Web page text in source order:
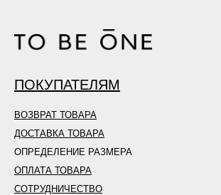
ПОКУПАТЕЛЯМ
ВОЗВРАТ ТОВАРА
ДОСТАВКА ТОВАРА
ОПРЕДЕЛЕНИЕ РАЗМЕРА
ОПЛАТА ТОВАРА
СОТРУДНИЧЕСТВО